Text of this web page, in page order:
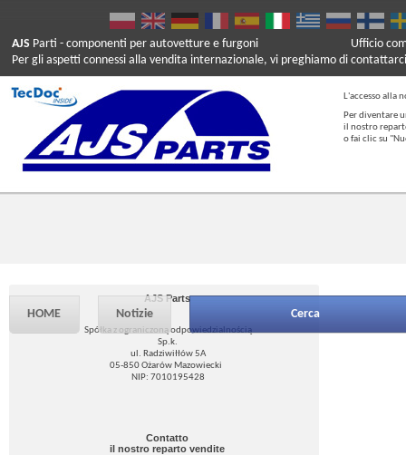
AJS Parti - componenti per autovetture e furgoni
Per gli aspetti connessi alla vendita internazionale, vi preghiamo di
Ufficio
L'accesso alla
Per diventare
il nostro
o fai clic su
HOME Notizie Cerca
AJS Parts
Spółka z ograniczoną odpowiedzialnością
Sp.k.
ul. Radziwiłłów 5A
05-850 Ożarów Mazowiecki
NIP: 7010195428
Contatto
il nostro reparto vendite